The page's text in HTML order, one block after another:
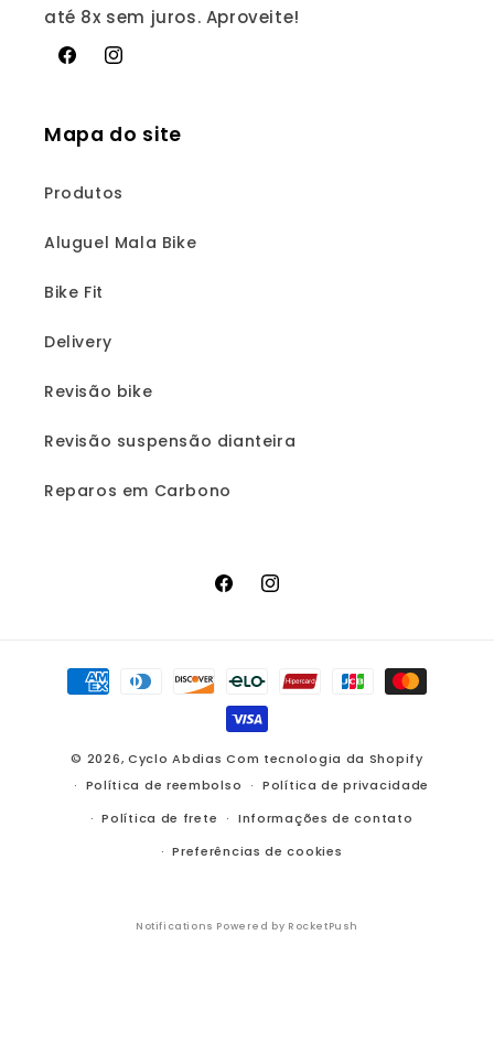
até 8x sem juros. Aproveite!
FacebookInstagram
Mapa do site
Produtos
Aluguel Mala Bike
Bike Fit
Delivery
Revisão bike
Revisão suspensão dianteira
Reparos em Carbono
FacebookInstagram
Formas
© 2026, Cyclo Abdias Com tecnologia da Shopify
Política de reembolso
Política de privacidade
Política de frete
Informações de contato
Preferências de cookies
Notifications Powered by RocketPush